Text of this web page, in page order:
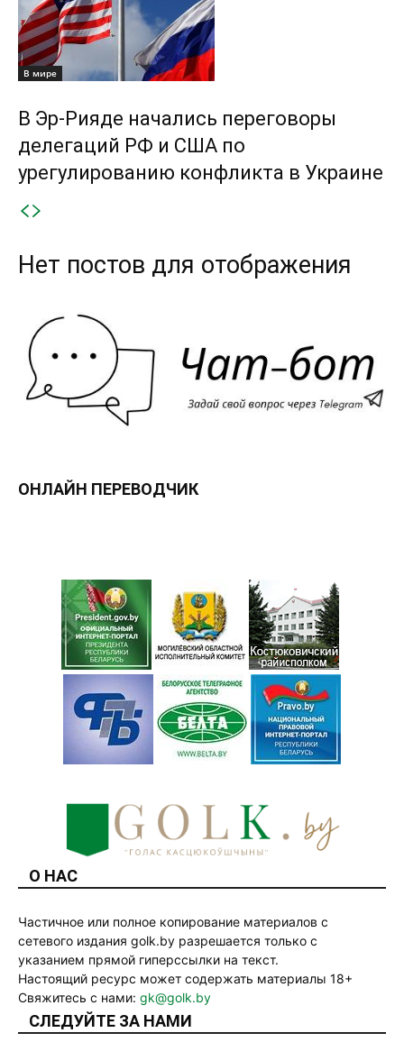
В мире
В Эр-Рияде начались переговоры
делегаций РФ и США по
урегулированию конфликта в Украине
Нет постов для отображения
ОНЛАЙН ПЕРЕВОДЧИК
О НАС
Частичное или полное копирование материалов с
сетевого издания golk.by разрешается только с
указанием прямой гиперссылки на текст.
Настоящий ресурс может содержать материалы 18+
Свяжитесь с нами: gk@golk.by
СЛЕДУЙТЕ ЗА НАМИ